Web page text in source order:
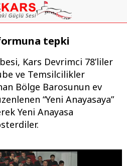
tepki
Kars Devrimci 78’liler
ve Temsilcilikler
Bölge Barosunun ev
“Yeni Anayasaya”
Yeni Anayasa